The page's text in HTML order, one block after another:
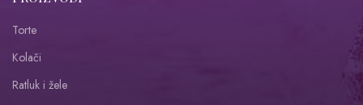
Torte
Kolači
Ratluk i žele